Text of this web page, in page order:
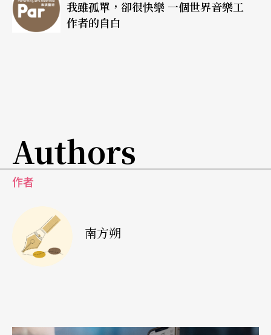
右派的「傳統基金會」發表政策意見書《政府領導
藝術的長期戰爭。九一年更挑明指出：「國家藝術
基金會已成爲攻擊宗敎、傳統藝術形式、傳統家庭
制度及價値的論壇。它以容忍爲名，對傳統文化藝
術愈來愈不容忍。」因而撤廢「國家藝術基金會」
的聲浪日增，儘管撤廢之議並未果行，但卻決定了
繼續觀察三年。由於「國家藝術基金會」飽受抨
我雖孤單，卻很快樂 一個世界音樂工
作者的自白
Authors
作者
南方朔